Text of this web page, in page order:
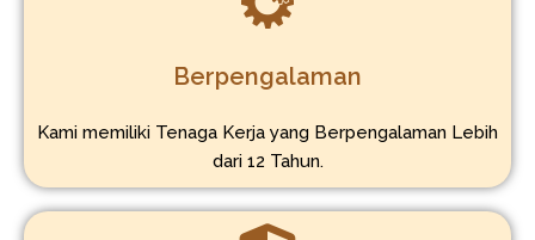
Berpengalaman
Kami memiliki Tenaga Kerja yang Berpengalaman Lebih
dari 12 Tahun.